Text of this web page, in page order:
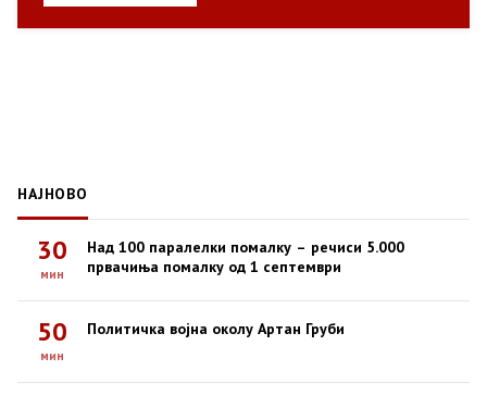
НАЈНОВО
30
мин
Над 100 паралелки помалку – речиси 5.000
првачиња помалку од 1 септември
50
мин
Политичка војна околу Артан Груби